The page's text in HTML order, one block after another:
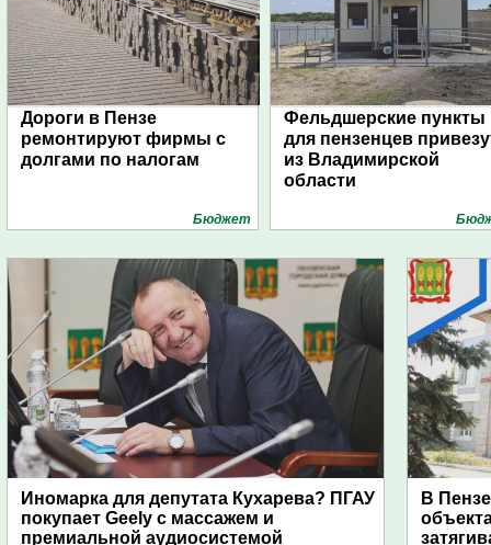
Дороги в Пензе
ремонтируют фирмы с
долгами по налогам
Бюджет
Фельдшерские пункты
для пензенцев
из Владимирской
области
Иномарка для депутата Кухарева? ПГАУ
покупает Geely с массажем и
премиальной аудиосистемой
В